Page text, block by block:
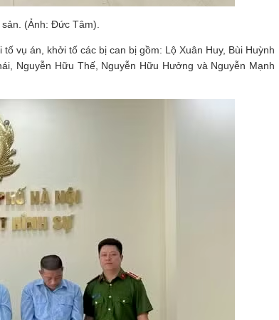
(Ảnh: Đức Tâm).
vụ án, khởi tố các bị can bị gồm: Lộ Xuân Huy, Bùi Huỳnh
Nguyễn Hữu Thế, Nguyễn Hữu Hưởng và Nguyễn Mạnh